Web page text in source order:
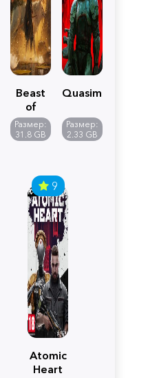
Beast
of
Reincarnation
Размер:
31.8 GB
Quasimorph
Размер:
2.33 GB
9
Atomic
Heart